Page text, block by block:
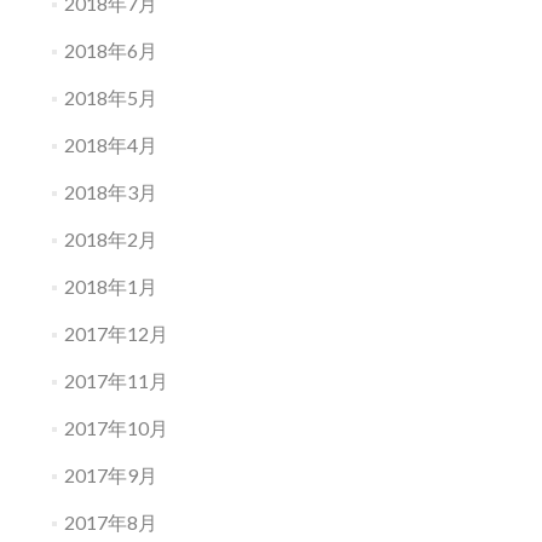
2018年6月
2018年5月
2018年4月
2018年3月
2018年2月
2018年1月
2017年12月
2017年11月
2017年10月
2017年9月
2017年8月